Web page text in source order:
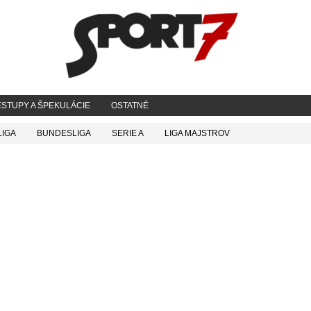
A ŠPEKULÁCIE OSTATNÉ
BUNDESLIGA SERIE A LIGA MAJSTROV